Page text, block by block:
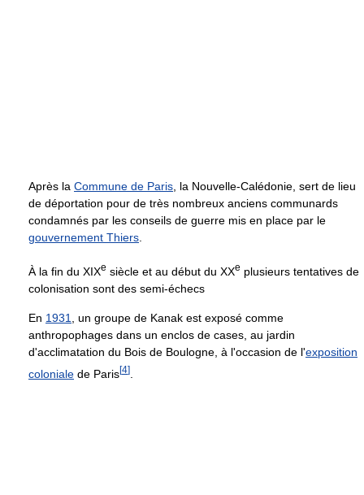
Après la Commune de Paris, la Nouvelle-Calédonie, sert de lieu
de déportation pour de très nombreux anciens communards
condamnés par les conseils de guerre mis en place par le
gouvernement Thiers.
À la fin du XIXe siècle et au début du XXe plusieurs tentatives de
colonisation sont des semi-échecs
En 1931
, un groupe de Kanak est exposé comme
anthropophages dans un enclos de cases, au jardin
d'acclimatation du Bois de Boulogne, à l'occasion de l'exposition
coloniale de Paris[4]